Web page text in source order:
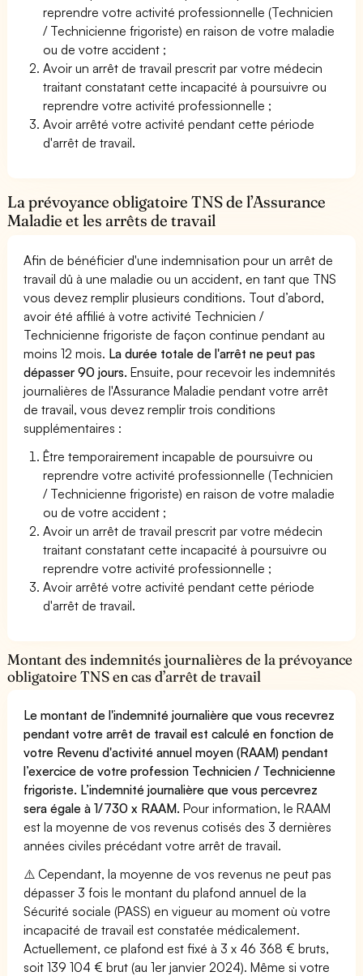
reprendre votre activité professionnelle (Technicien
/ Technicienne frigoriste) en raison de votre maladie
ou de votre accident ;
Avoir un arrêt de travail prescrit par votre médecin
traitant constatant cette incapacité à poursuivre ou
reprendre votre activité professionnelle ;
Avoir arrêté votre activité pendant cette période
d'arrêt de travail.
La prévoyance obligatoire TNS de l’Assurance
Maladie et les arrêts de travail
Afin de bénéficier d'une indemnisation pour un arrêt de
travail dû à une maladie ou un accident, en tant que TNS
vous devez remplir plusieurs conditions. Tout d’abord,
avoir été affilié à votre activité Technicien /
Technicienne frigoriste de façon continue pendant au
moins 12 mois. La durée totale de l'arrêt ne peut pas
dépasser 90 jours. Ensuite, pour recevoir les indemnités
journalières de l'Assurance Maladie pendant votre arrêt
de travail, vous devez remplir trois conditions
supplémentaires :
Être temporairement incapable de poursuivre ou
reprendre votre activité professionnelle (Technicien
/ Technicienne frigoriste) en raison de votre maladie
ou de votre accident ;
Avoir un arrêt de travail prescrit par votre médecin
traitant constatant cette incapacité à poursuivre ou
reprendre votre activité professionnelle ;
Avoir arrêté votre activité pendant cette période
d'arrêt de travail.
Montant des indemnités journalières de la prévoyance
obligatoire TNS en cas d’arrêt de travail
Le montant de l'indemnité journalière que vous recevrez
pendant votre arrêt de travail est calculé en fonction de
votre Revenu d'activité annuel moyen (RAAM) pendant
l’exercice de votre profession Technicien / Technicienne
frigoriste. L’indemnité journalière que vous percevrez
sera égale à 1/730 x RAAM. Pour information, le RAAM
est la moyenne de vos revenus cotisés des 3 dernières
années civiles précédant votre arrêt de travail.
⚠️ Cependant, la moyenne de vos revenus ne peut pas
dépasser 3 fois le montant du plafond annuel de la
Sécurité sociale (PASS) en vigueur au moment où votre
incapacité de travail est constatée médicalement.
Actuellement, ce plafond est fixé à 3 x 46 368 € bruts,
soit 139 104 € brut (au 1er janvier 2024). Même si votre